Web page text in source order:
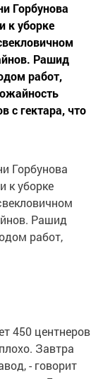
Горбунова
к уборке
Рашид
работ,
с гектара, что
Горбунова
к уборке
Рашид
работ,
450 центнеров
Завтра
- говорит